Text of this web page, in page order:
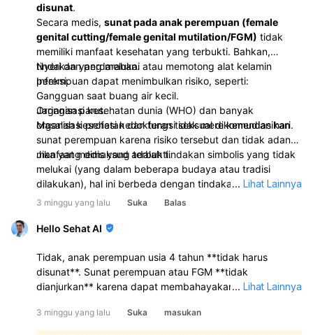
disunat.
Secara medis, sunat pada anak perempuan (female
genital cutting/female genital mutilation/FGM) tidak
memiliki manfaat kesehatan yang terbukti. Bahkan,
tindakan yang melukai atau memotong alat kelamin
perempuan dapat menimbulkan risiko, seperti:
Nyeri dan perdarahan.
Infeksi.
Gangguan saat buang air kecil.
Jaringan parut.
Masalah kesehatan dan fungsi seksual di kemudian hari.
Organisasi kesehatan dunia (WHO) dan banyak
organisasi profesi kedokteran tidak merekomendasikan
sunat perempuan karena risiko tersebut dan tidak adanya
manfaat medis yang terbukti.
Jika yang dimaksud adalah tindakan simbolis yang tidak
melukai (yang dalam beberapa budaya atau tradisi
dilakukan), hal ini berbeda dengan tindakan yang
memotong atau melukai jaringan. Namun, dari sudut
sunat pada anak perempuan.
... Lihat Lainnya
3 minggu yang lalu Suka Balas
Hello Sehat AI
Tidak, anak perempuan usia 4 tahun **tidak harus
disunat**. Sunat perempuan atau FGM **tidak
dianjurkan** karena dapat membahayakan kesehatan
menimbulkan nyeri, perdarahan, infeksi, trauma
psikologis, bahkan komplikasi serius:
... Lihat Lainnya
3 minggu yang lalu Suka masukan